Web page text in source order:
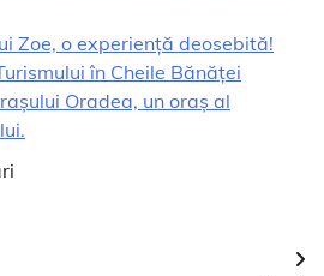
Zoe, o experiență deosebită!
în Cheile Bănăței
Oradea, un oraș al